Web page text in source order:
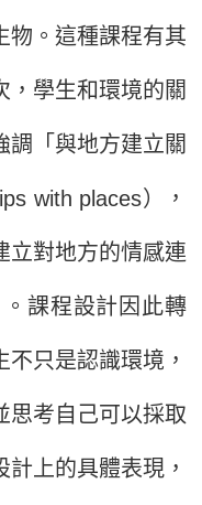
物。這種課程有其
，學生和環境的關
調「與地方建立關
with places），
立對地方的情感連
課程設計因此轉
只是認識環境，
思考自己可以採取
上的具體表現，